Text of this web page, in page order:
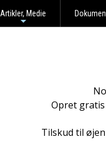
Artikler, Medie
Opret
Tilskud til